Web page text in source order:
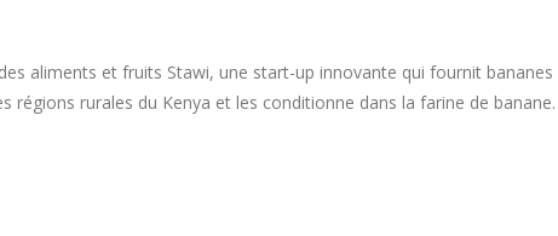
aliments et fruits Stawi, une start-up innovante qui fournit bananes
régions rurales du Kenya et les conditionne dans la farine de banane.